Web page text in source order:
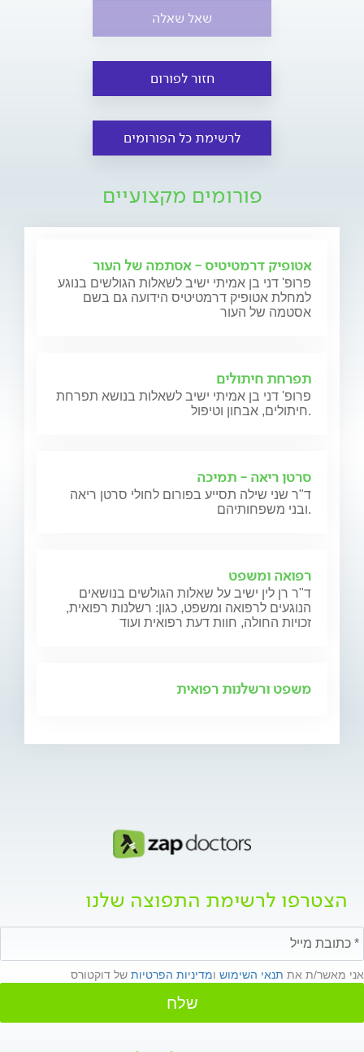
שאל שאלה
חזור לפורום
לרשימת כל הפורומים
פורומים מקצועיים
אטופיק דרמטיטיס - אסתמה של העור
פרופ' דני בן אמיתי ישיב לשאלות הגולשים בנוגע
למחלת אטופיק דרמטיטיס הידועה גם בשם
אסטמה של העור
תפרחת חיתולים
פרופ' דני בן אמיתי ישיב לשאלות בנושא תפרחת
חיתולים, אבחון וטיפול.
סרטן ריאה - תמיכה
ד"ר שני שילה תסייע בפורום לחולי סרטן ריאה
ובני משפחותיהם.
רפואה ומשפט
ד"ר רן לין ישיב על שאלות הגולשים בנושאים
הנוגעים לרפואה ומשפט, כגון: רשלנות רפואית,
זכויות החולה, חוות דעת רפואית ועוד
משפט ורשלנות רפואית
הצטרפו לרשימת התפוצה שלנו
אני מאשר/ת את תנאי השימוש ומדיניות הפרטיות של דוקטורס
שלח